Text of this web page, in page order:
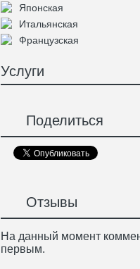
Японская
Итальянская
Французская
Услуги
Поделиться
Отзывы
На данный момент
первым.